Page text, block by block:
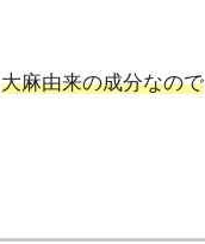
大麻由来の成分なので